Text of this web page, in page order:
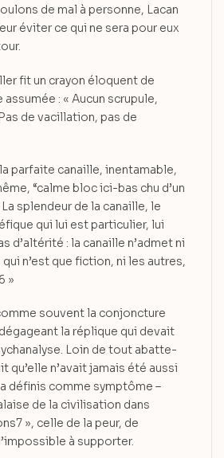
de mal à personne, Lacan
éviter ce qui ne sera pour eux
fit un crayon éloquent de
: « Aucun scrupule,
de vacillation, pas de
la parfaite canaille, inentamable,
“calme bloc ici-bas chu d’un
splendeur de la canaille, le
qui lui est particulier, lui
d’altérité : la canaille n’admet ni
qui n’est que fiction, ni les autres,
»
souvent la conjoncture
la réplique qui devait
Loin de tout abatte-
qu’elle n’avait jamais été aussi
définis comme symptôme –
de la civilisation dans
», celle de la peur, de
à supporter.